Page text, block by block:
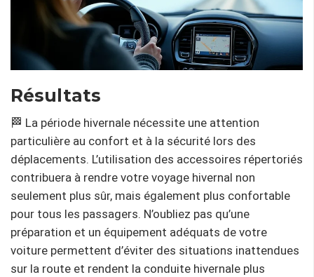
Résultats
🏁 La période hivernale nécessite une attention
particulière au confort et à la sécurité lors des
déplacements. L’utilisation des accessoires répertoriés
contribuera à rendre votre voyage hivernal non
seulement plus sûr, mais également plus confortable
pour tous les passagers. N’oubliez pas qu’une
préparation et un équipement adéquats de votre
voiture permettent d’éviter des situations inattendues
sur la route et rendent la conduite hivernale plus